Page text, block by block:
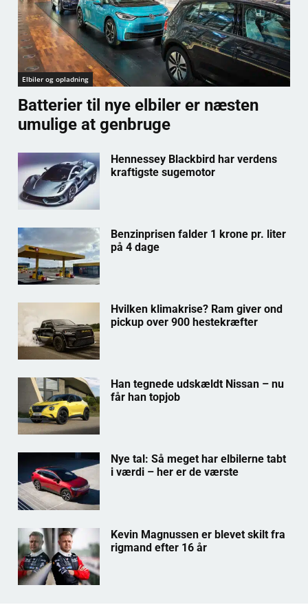
Elbiler og opladning
Batterier til nye elbiler er næsten
umulige at genbruge
Hennessey Blackbird har verdens
kraftigste sugemotor
Benzinprisen falder 1 krone pr. liter
på 4 dage
Hvilken klimakrise? Ram giver ond
pickup over 900 hestekræfter
Han tegnede udskældt Nissan – nu
får han topjob
Nye tal: Så meget har elbilerne tabt
i værdi – her er de værste
Kevin Magnussen er blevet skilt fra
rigmand efter 16 år